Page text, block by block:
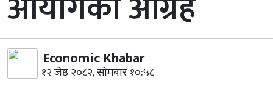
Economic Khabar
१२ जेष्ठ २०८२, सोमबार १०:५८